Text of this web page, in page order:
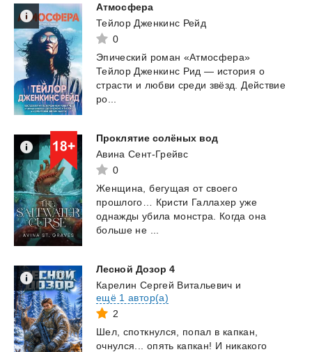
Атмосфера
Тейлор Дженкинс Рейд
0
Эпический роман «Атмосфера»
Тейлор Дженкинс Рид — история о
страсти и любви среди звёзд. Действие
ро...
Проклятие солёных вод
Авина Сент-Грейвс
0
Женщина, бегущая от своего
прошлого… Кристи Галлахер уже
однажды убила монстра. Когда она
больше не ...
Лесной Дозор 4
Карелин Сергей Витальевич и
ещё 1 автор(а)
2
Шел, споткнулся, попал в капкан,
очнулся...
опять капкан! И никакого